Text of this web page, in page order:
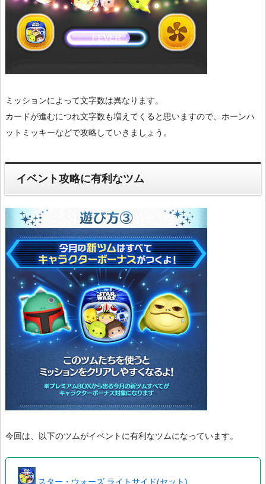
ミッションによって文字数は異なります。
カードが進むにつれ文字数も増えてくると思いますので、ホーンハ
ットミッキーなどで攻略していきましょう。
イベント攻略に有利なツム
今回は、以下のツムがイベントに有利なツムになっています。
スター・ウォーズ ライトサイド(セット)